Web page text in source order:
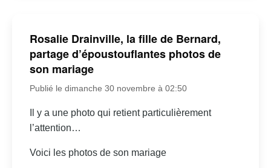
Rosalie Drainville, la fille de Bernard,
partage d’époustouflantes photos de
son mariage
Publié le dimanche 30 novembre à 02:50
Il y a une photo qui retient particulièrement
l’attention…
Voici les photos de son mariage